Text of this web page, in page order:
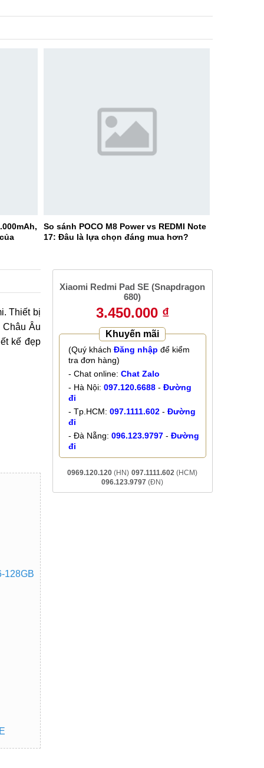
So sánh POCO M8 Power vs REDMI Note
17: Đâu là lựa chọn đáng mua hơn?
Thiết bị
Châu Âu
kế đẹp
128GB
Xiaomi Redmi Pad SE (Snapdragon
680)
3.450.000 ₫
Khuyến mãi
(Quý khách Đăng nhập để kiểm
tra đơn hàng)
- Chat online: Chat Zalo
- Hà Nội: 097.120.6688- Đường
đi
- Tp.HCM: 097.1111.602- Đường
đi
- Đà Nẵng: 096.123.9797- Đường
đi
0969.120.120 (HN) 097.1111.602 (HCM)
096.123.9797 (ĐN)